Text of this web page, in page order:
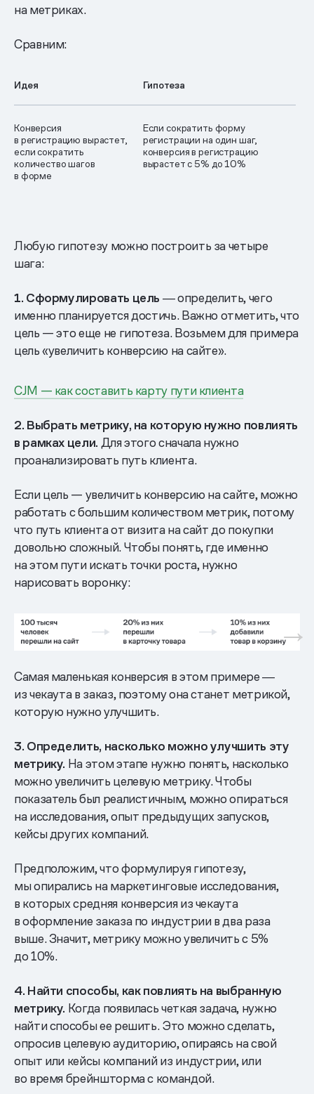
на метриках.
Сравним:
Идея Гипотеза
Конверсия
в регистрацию вырастет,
если сократить
количество шагов
в форме
Если сократить форму
регистрации на один шаг,
конверсия в регистрацию
вырастет с 5% до 10%
Любую гипотезу можно построить за четыре
шага:
1. Сформулировать цель ― определить, чего
именно планируется достичь. Важно отметить, что
цель — это еще не гипотеза. Возьмем для примера
цель «увеличить конверсию на сайте».
CJM — как составить карту пути клиента
2. Выбрать метрику, на которую нужно повлиять
в рамках цели. Для этого сначала нужно
проанализировать путь клиента.
Если цель — увеличить конверсию на сайте, можно
работать с большим количеством метрик, потому
что путь клиента от визита на сайт до покупки
довольно сложный. Чтобы понять, где именно
на этом пути искать точки роста, нужно
нарисовать воронку:
Самая маленькая конверсия в этом примере ―
из чекаута в заказ, поэтому она станет метрикой,
которую нужно улучшить.
3. Определить, насколько можно улучшить эту
метрику. На этом этапе нужно понять, насколько
можно увеличить целевую метрику. Чтобы
показатель был реалистичным, можно опираться
на исследования, опыт предыдущих запусков,
кейсы других компаний.
Предположим, что формулируя гипотезу,
мы опирались на маркетинговые исследования,
в которых средняя конверсия из чекаута
в оформление заказа по индустрии в два раза
выше. Значит, метрику можно увеличить с 5%
до 10%.
4. Найти способы, как повлиять на выбранную
метрику. Когда появилась четкая задача, нужно
найти способы ее решить. Это можно сделать,
опросив целевую аудиторию, опираясь на свой
опыт или кейсы компаний из индустрии, или
во время брейншторма с командой.